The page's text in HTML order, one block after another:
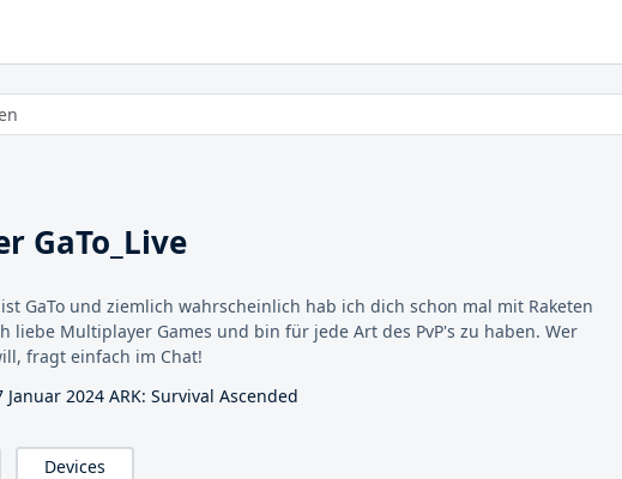
GaTo_Live
GaTo und ziemlich wahrscheinlich hab ich dich schon mal mit Raketen
liebe Multiplayer Games und bin für jede Art des PvP's zu haben. Wer
fragt einfach im Chat!
Januar 2024 ARK: Survival Ascended
Devices